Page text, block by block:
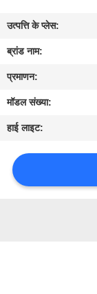
नियंत्रण
संपर्क
करें
उद्धरण
का
उत्पत्ति के प्लेस:
ब्रांड नाम:
प्रमाणन:
मॉडल संख्या:
हाई लाइट: